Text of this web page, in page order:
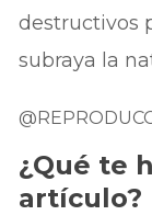
destructivos
subraya la
¿Qué te
artículo?